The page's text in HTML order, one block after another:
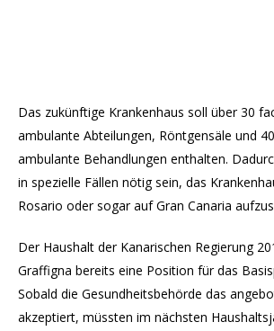
Das zukünftige Krankenhaus soll über 30
ambulante Abteilungen, Röntgensäle und
ambulante Behandlungen enthalten.
in spezielle Fällen nötig sein, das
Rosario oder sogar auf Gran Canaria
Der Haushalt der Kanarischen Regierung
Graffigna bereits eine Position für das
Sobald die Gesundheitsbehörde das
akzeptiert, müssten im nächsten